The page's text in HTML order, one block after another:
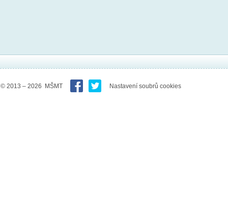
© 2013 – 2026 MŠMT Nastavení soubrů cookies